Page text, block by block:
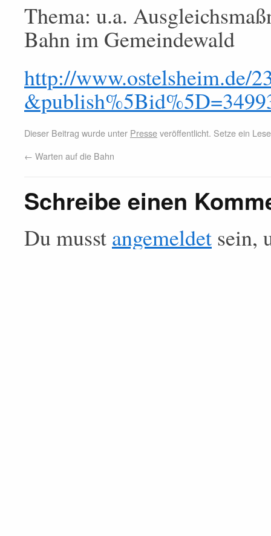
Thema: u.a.
Bahn im Gemeindewald
http://www.ostelsheim.de/
Dieser Beitrag wurde unter Presseveröffentlicht. Setze ein
← Warten auf die Bahn
Schreibe einen
Du musst angemeldet sein,